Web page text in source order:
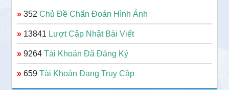
» 352Chủ Đề Chẩn Đoán Hình Ảnh
» 13841 Lượt Cập Nhật Bài Viết
» 9264Tài Khoản Đã Đăng Ký
» 659Tài Khoản Đang Truy Cập